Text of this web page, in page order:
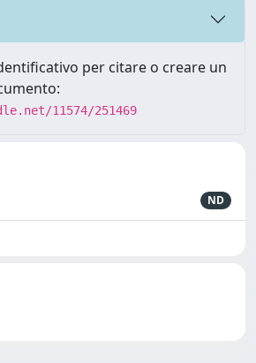
per citare o creare un
11574/251469
ND